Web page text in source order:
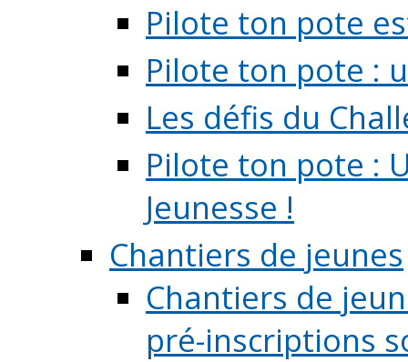
Pilote ton pote
Pilote ton pote :
Les défis du
Pilote ton pote :
Jeunesse !
Chantiers de jeunes
Chantiers de
pré-inscriptions